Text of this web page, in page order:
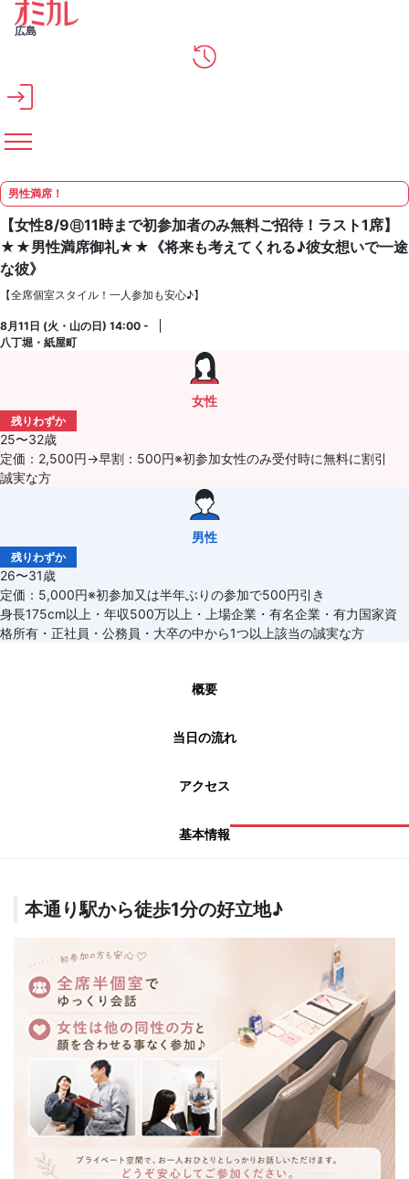
メインコンテンツへスキップ
広島
男性満席！
【女性8/9㊐11時まで初参加者のみ無料ご招待！ラスト1席】
★★男性満席御礼★★《将来も考えてくれる♪彼女想いで一途
な彼》
【全席個室スタイル！一人参加も安心♪】
8月11日 (火・山の日) 14:00 -
八丁堀・紙屋町
女性
残りわずか
25〜32歳
定価：2,500円→早割：500円※初参加女性のみ受付時に無料に割引
誠実な方
男性
残りわずか
26〜31歳
定価：5,000円※初参加又は半年ぶりの参加で500円引き
身長175cm以上・年収500万以上・上場企業・有名企業・有力国家資
格所有・正社員・公務員・大卒の中から1つ以上該当の誠実な方
概要
当日の流れ
アクセス
基本情報
本通り駅から徒歩1分の好立地♪